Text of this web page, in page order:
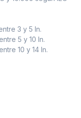
3 y 5 In.
5 y 10 In.
10 y 14 In.